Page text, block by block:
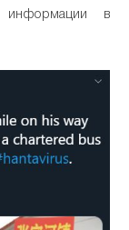
информации в